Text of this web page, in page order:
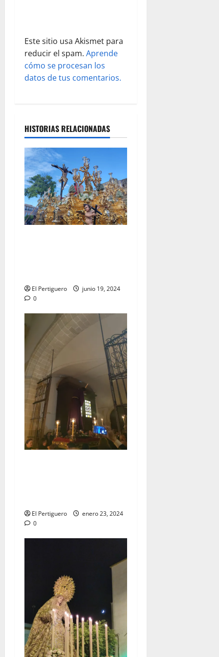
a
s
Este sitio usa Akismet para
reducir el spam. Aprende
cómo se procesan los
datos de tus comentarios.
HISTORIAS RELACIONADAS
El Pertiguero
junio 19, 2024
0
El Pertiguero
enero 23, 2024
0